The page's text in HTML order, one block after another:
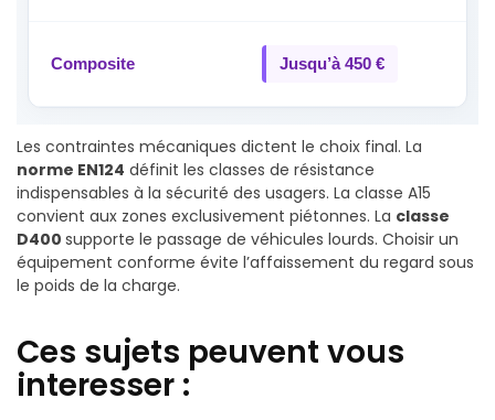
Composite Jusqu’à 450 €
Les contraintes mécaniques dictent le choix final. La
norme EN124 définit les classes de résistance
indispensables à la sécurité des usagers. La classe A15
convient aux zones exclusivement piétonnes. La classe
D400 supporte le passage de véhicules lourds. Choisir un
équipement conforme évite l’affaissement du regard sous
le poids de la charge.
Ces sujets peuvent vous
interesser :